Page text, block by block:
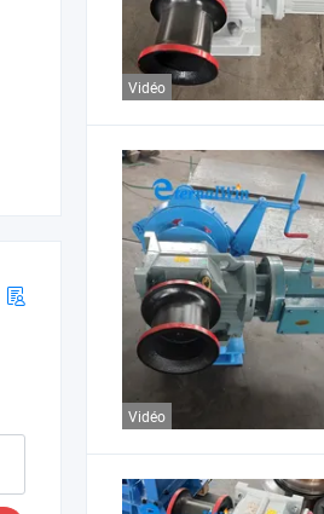
Vidéo
Vidéo